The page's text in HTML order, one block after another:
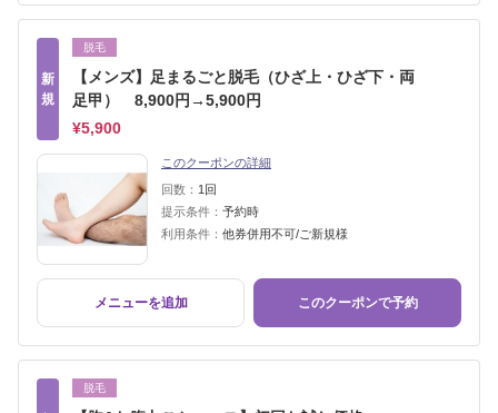
新
規
脱毛
【メンズ】足まるごと脱毛（ひざ上・ひざ下・両
足甲） 8,900円→5,900円
¥5,900
このクーポンの詳細
回数： 1回
提示条件： 予約時
利用条件： 他券併用不可/ご新規様
メニューを追加 このクーポンで予約
脱毛